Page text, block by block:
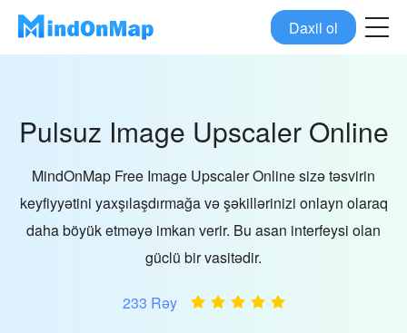
Daxil ol
Pulsuz Image Upscaler Online
MindOnMap Free Image Upscaler Online sizə təsvirin
keyfiyyətini yaxşılaşdırmağa və şəkillərinizi onlayn olaraq
daha böyük etməyə imkan verir. Bu asan interfeysi olan
güclü bir vasitədir.
233 Rəy